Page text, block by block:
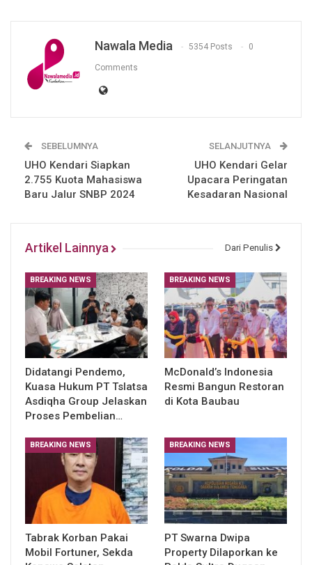
Nawala Media 5354 Posts 0
Comments
SEBELUMNYA
UHO Kendari Siapkan
2.755 Kuota Mahasiswa
Baru Jalur SNBP 2024
SELANJUTNYA
UHO Kendari Gelar
Upacara Peringatan
Kesadaran Nasional
Artikel Lainnya Dari Penulis
BREAKING NEWS
Didatangi Pendemo,
Kuasa Hukum PT Tslatsa
Asdiqha Group Jelaskan
Proses Pembelian…
BREAKING NEWS
McDonald’s Indonesia
Resmi Bangun Restoran
di Kota Baubau
BREAKING NEWS
Tabrak Korban Pakai
Mobil Fortuner, Sekda
BREAKING NEWS
PT Swarna Dwipa
Property Dilaporkan ke